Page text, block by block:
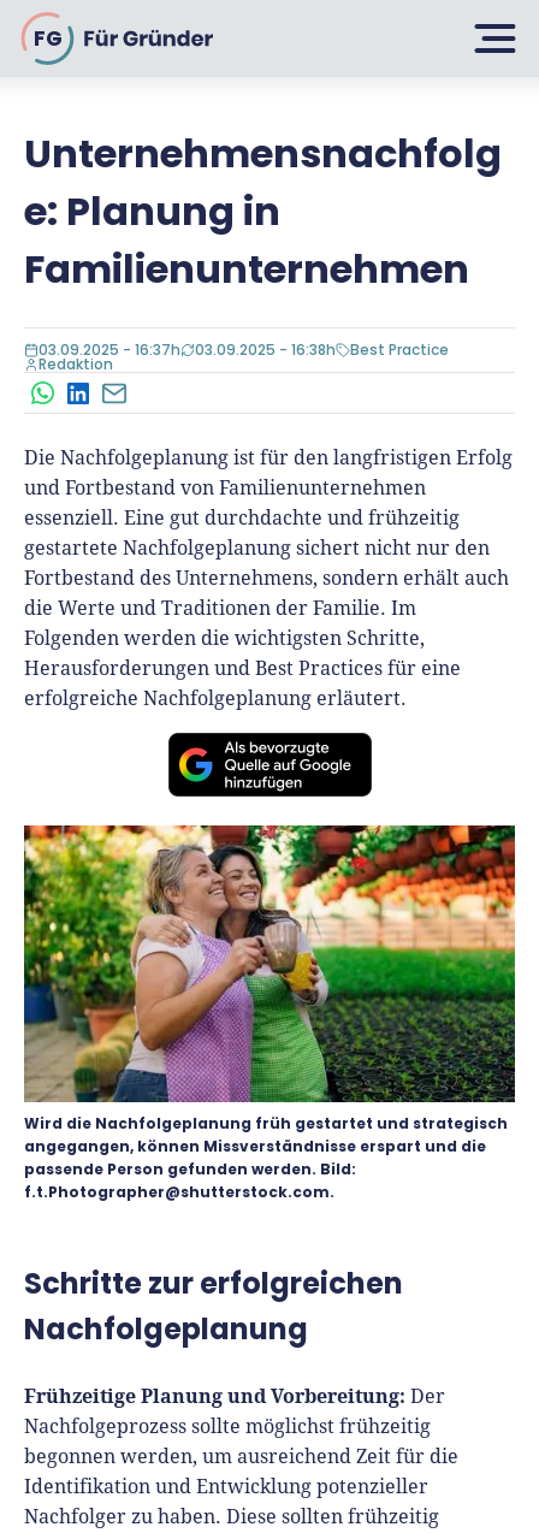
FG
Planen
Selbstständig machen
Bin ich ein Gründer?
Geschäftsmodell entwickeln
Businessplan schreiben
Businessplan-Vorlage & Muster
Finanzplan erstellen
Top 15 Franchise
Die besten Gründerkredite
Gründerwettbewerbe finden
Gründen
Firma gründen: 10 Tipps
Rechtsform wählen
UG gründen
GmbH gründen
Geschäftskonto-Vergleich
Unternehmen anmelden
Schutzrechte anmelden
Kleingewerbe anmelden
Unsere Gründungspakete
Wachsen
6 Tipps zum Start
Fördermittelcheck machen
Kunden gewinnen
Website erstellen
Rechnung schreiben
Buchhaltung erledigen
Online-Kredit anfragen
Kassensystem
Versicherungen
Finanzieren
Fördermittel
Gründungszuschuss
Kredit für Existenzgründer
Business Angels
Kontokorrenkredit
Flexible Kreditlinie
Firmenkonto
Tools
Businessplan-Software
Business Model Canvas
Gründungsassistent
Finanzplan Tool
Preiskalkulation
Buchhaltungssoftware
Lohnsoftware
Weitere Tools & Vorlagen
Vergleiche
Angebote
Unsere Gründungspakete
Geförderte Beratung
Finanzierungsangebote
Marke, AGB & Datenschutz
Geschäftskonto eröffnen
Richtig versichern
Steuerberatung
Software
Unternehmensnachfolg
e: Planung in
Familienunternehmen
03.09.2025 - 16:37h 03.09.2025 - 16:38h Best Practice
Redaktion
WhatsApp
LinkedIn
E-Mail
Die Nachfolgeplanung ist für den langfristigen Erfolg
und Fortbestand von Familienunternehmen
essenziell. Eine gut durchdachte und frühzeitig
gestartete Nachfolgeplanung sichert nicht nur den
Fortbestand des Unternehmens, sondern erhält auch
die Werte und Traditionen der Familie. Im
Folgenden werden die wichtigsten Schritte,
Herausforderungen und Best Practices für eine
erfolgreiche Nachfolgeplanung erläutert.
Wird die Nachfolgeplanung früh gestartet und strategisch
angegangen, können Missverständnisse erspart und die
passende Person gefunden werden. Bild:
f.t.Photographer@shutterstock.com.
Schritte zur erfolgreichen
Nachfolgeplanung
Frühzeitige Planung und Vorbereitung: Der
Nachfolgeprozess sollte möglichst frühzeitig
begonnen werden, um ausreichend Zeit für die
Identifikation und Entwicklung potenzieller
Nachfolger zu haben. Diese sollten frühzeitig